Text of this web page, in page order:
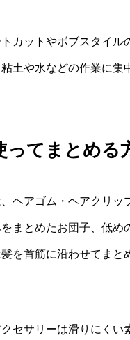
カットやボブスタイル
土や水などの作業に集
ってまとめる
ヘアゴム・ヘアクリ
まとめたお団子、低
を首筋に沿わせてま
セサリーは滑りにく